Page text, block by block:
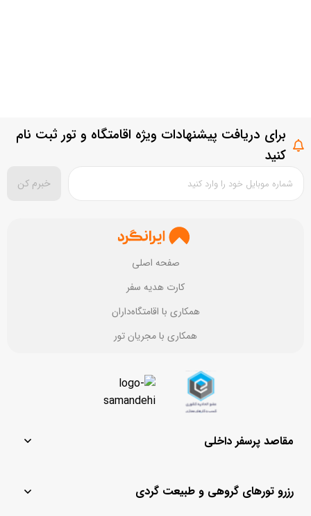
برای دریافت پیشنهادات ویژه اقامتگاه و تور ثبت نام
کنید
خبرم کن
همکاری با مجریان تور
همکاری با اقامتگاه‌داران
کارت هدیه سفر
صفحه اصلی
مقاصد پرسفر داخلی
تهران
ماسال
رزرو تورهای گروهی و طبیعت گردی